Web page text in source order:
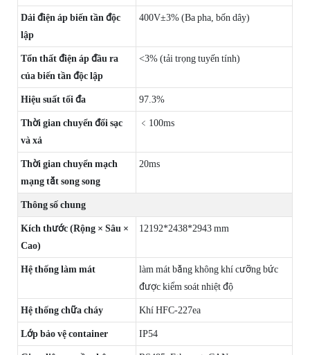
Dải điện áp biến tần độc
lập
400V±3% (Ba pha, bốn dây)
Tổn thất điện áp đầu ra
của biến tần độc lập
<3% (tải trọng tuyến tính)
Hiệu suất tối đa 97.3%
Thời gian chuyển đổi sạc
và xả
﹤100ms
Thời gian chuyển mạch
mạng tắt song song
20ms
Thông số chung
Kích thước (Rộng × Sâu ×
Cao)
12192*2438*2943 mm
Hệ thống làm mát
làm mát bằng không khí cưỡng bức
được kiểm soát nhiệt độ
Hệ thống chữa cháy Khí HFC-227ea
Lớp bảo vệ container IP54